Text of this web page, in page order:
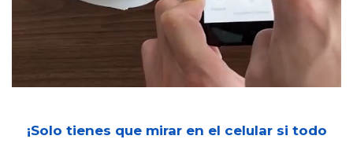
¡Solo tienes que mirar en el celular si todo